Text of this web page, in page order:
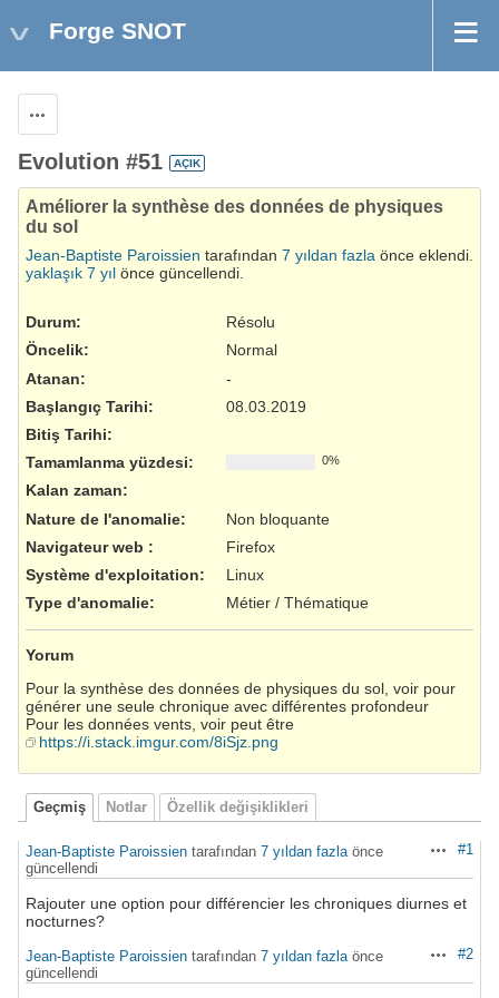
Forge SNOT
Evolution #51 AÇIK
Améliorer la synthèse des données de physiques
du sol
Jean-Baptiste Paroissien tarafından 7 yıldan fazla önce eklendi.
yaklaşık 7 yıl önce güncellendi.
Durum:
Résolu
Öncelik:
Normal
Atanan:
-
Başlangıç Tarihi:
08.03.2019
Bitiş Tarihi:
Tamamlanma yüzdesi:
0%
Kalan zaman:
Nature de l'anomalie:
Non bloquante
Navigateur web :
Firefox
Système d'exploitation:
Linux
Type d'anomalie: Métier / Thématique
Yorum
Pour la synthèse des données de physiques du sol, voir pour
générer une seule chronique avec différentes profondeur
Pour les données vents, voir peut être
https://i.stack.imgur.com/8iSjz.png
Geçmiş Notlar Özellik değişiklikleri
Aksiyonlar
#1
Jean-Baptiste Paroissien tarafından 7 yıldan fazla önce
güncellendi
Rajouter une option pour différencier les chroniques diurnes et
nocturnes?
Aksiyonlar
#2
Jean-Baptiste Paroissien tarafından 7 yıldan fazla önce
güncellendi